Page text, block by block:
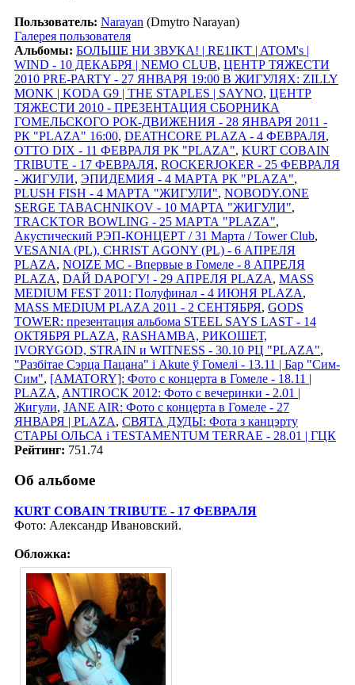
Пользователь: Narayan (Dmytro Narayan)
Галерея пользователя
Альбомы: БОЛЬШЕ НИ ЗВУКА! | RE1IKT | ATOM's |
WIND - 10 ДЕКАБРЯ | NEMO CLUB, ЦЕНТР ТЯЖЕСТИ
2010 PRE-PARTY - 27 ЯНВАРЯ 19:00 В ЖИГУЛЯХ: ZILLY
MONK | KODA G9 | THE STAPLES | SAYNO, ЦЕНТР
ТЯЖЕСТИ 2010 - ПРЕЗЕНТАЦИЯ СБОРНИКА
ГОМЕЛЬСКОГО РОК-ДВИЖЕНИЯ - 28 ЯНВАРЯ 2011 -
РК "PLAZA" 16:00, DEATHCORE PLAZA - 4 ФЕВРАЛЯ,
OTTO DIX - 11 ФЕВРАЛЯ РК "PLAZA", KURT COBAIN
TRIBUTE - 17 ФЕВРАЛЯ, ROCKERJOKER - 25 ФЕВРАЛЯ
- ЖИГУЛИ, ЭПИДЕМИЯ - 4 МАРТА РК "PLAZA",
PLUSH FISH - 4 МАРТА "ЖИГУЛИ", NOBODY.ONE
SERGE TABACHNIKOV - 10 МАРТА "ЖИГУЛИ",
TRACKTOR BOWLING - 25 МАРТА "PLAZA",
Акустический РЭП-КОНЦЕРТ / 31 Марта / Tower Club,
VESANIA (PL), CHRIST AGONY (PL) - 6 АПРЕЛЯ
PLAZA, NOIZE MC - Впервые в Гомеле - 8 АПРЕЛЯ
PLAZA, DАЙ DАРОГУ! - 29 АПРЕЛЯ PLAZA, MASS
MEDIUM FEST 2011: Полуфинал - 4 ИЮНЯ PLAZA,
MASS MEDIUM PLAZA 2011 - 2 СЕНТЯБРЯ, GODS
TOWER: презентация альбома STEEL SAYS LAST - 14
ОКТЯБРЯ PLAZA, RASHAMBA, РИКОШЕТ,
IVORYGOD, STRAIN и WITNESS - 30.10 РЦ "PLAZA",
"Разбітае Сэрца Пацана" і Akute ў Гомелi - 13.11 | Бар "Сим-
Сим", [AMATORY]: Фото с концерта в Гомеле - 18.11 |
PLAZA, ANTIROCK 2012: Фото с вечеринки - 2.01 |
Жигули, JANE AIR: Фото с концерта в Гомеле - 27
ЯНВАРЯ | PLAZA, СВЯТА ДУДЫ: Фота з канцэрту
СТАРЫ ОЛЬСА i TESTAMENTUM TERRAE - 28.01 | ГЦК
Рейтинг: 751.74
Об альбоме
KURT COBAIN TRIBUTE - 17 ФЕВРАЛЯ
Фото: Александр Ивановский.
Обложка: